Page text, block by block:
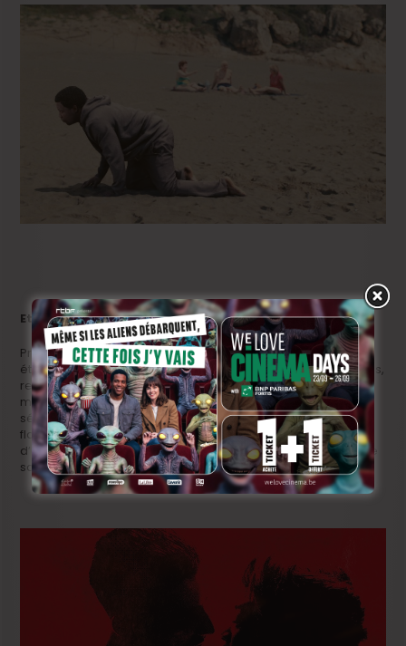
Et les autres prix?
Prenons quelques risques. Pour le Magritte du Meilleur film
étranger en coproduction, et en se basant sur les statistiques,
relevons que les films d’animation ont la côte et que la
magnifiqueTortue Rougede Michael Dudok de Wit a dû
séduire plus d’un votant. Pour le Magritte du Meilleur film
flamand,Blackdevrait l’emporter, vu sa notoriété, sa côte
d’amour, les nominations de ses deux acteurs principaux, de
sa musique, de ses costumes…